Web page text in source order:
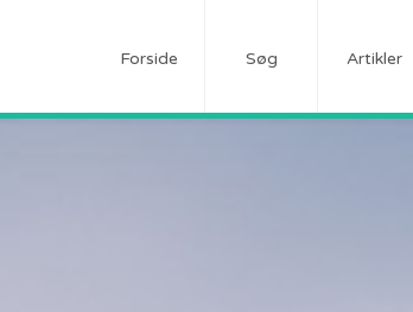
Forside Søg Artikler